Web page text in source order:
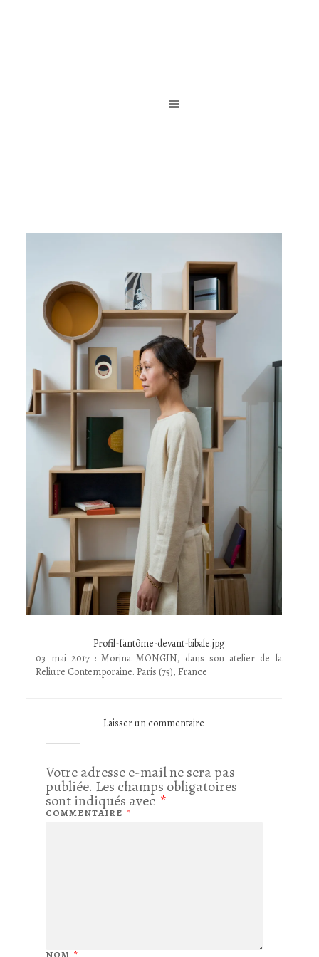
Profil-fantôme-devant-bibale.jpg
03 mai 2017 : Morina MONGIN, dans son atelier de la
Reliure Contemporaine. Paris (75), France
Laisser un commentaire
Votre adresse e-mail ne sera pas
publiée. Les champs obligatoires
sont indiqués avec *
COMMENTAIRE *